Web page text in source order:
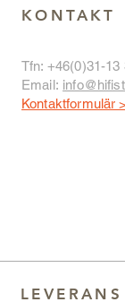
KONTAKT
Tfn: +46(0)31-13
Email:
Kontaktformulär >
LEVERANS